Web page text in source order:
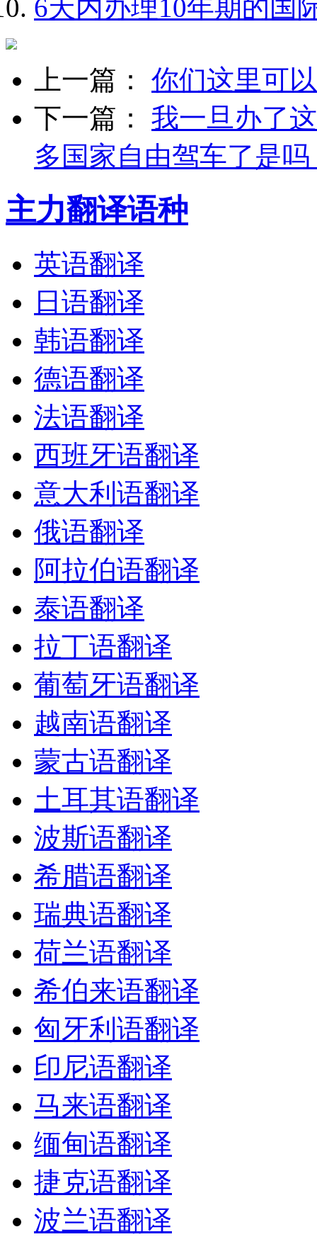
6天内办理10年期的国
上一篇： 你们这里可
下一篇： 我一旦办了
多国家自由驾车了是吗
主力翻译语种
英语翻译
日语翻译
韩语翻译
德语翻译
法语翻译
西班牙语翻译
意大利语翻译
俄语翻译
阿拉伯语翻译
泰语翻译
拉丁语翻译
葡萄牙语翻译
越南语翻译
蒙古语翻译
土耳其语翻译
波斯语翻译
希腊语翻译
瑞典语翻译
荷兰语翻译
希伯来语翻译
匈牙利语翻译
印尼语翻译
马来语翻译
缅甸语翻译
捷克语翻译
波兰语翻译